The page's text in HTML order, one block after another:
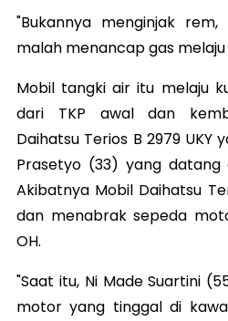
"Bukannya menginjak
malah menancap gas
Mobil tangki air itu melaju
dari TKP awal dan
Daihatsu Terios B 2979 UKY
Prasetyo (33) yang datang
Akibatnya Mobil Daihatsu
dan menabrak sepeda
OH.
"Saat itu, Ni Made Suartini
motor yang tinggal di